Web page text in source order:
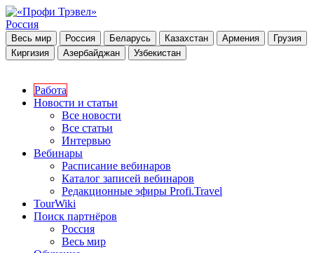
Россия
Весь мир Россия Беларусь Казахстан Армения
Грузия
Киргизия
Азербайджан Узбекистан
Работа
Новости и статьи
Все новости
Все статьи
Интервью
Вебинары
Расписание вебинаров
Каталог записей вебинаров
Редакционные эфиры Profi.Travel
TourWiki
Поиск партнёров
Россия
Весь мир